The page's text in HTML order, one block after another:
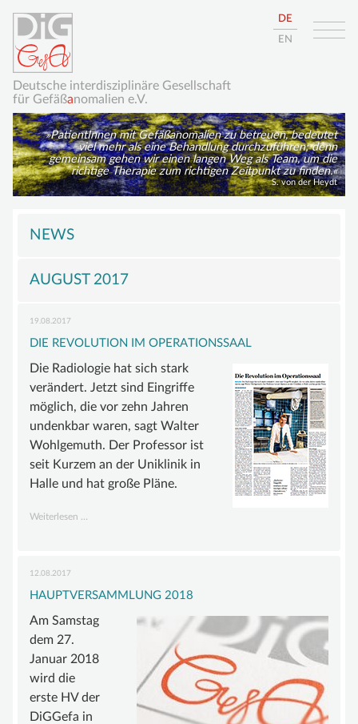
Deutsche interdisziplinäre Gesellschaft
für Gefäßanomalien e.V.
DE
EN
PatientInnen mit Gefäßanomalien zu betreuen, bedeutet
viel mehr als eine Behandlung durchzuführen; denn
gemeinsam gehen wir einen langen Weg als Team, um die
richtige Therapie zum richtigen Zeitpunkt zu finden.
S. von der Heydt
überspringen
DIE DIGGEFA
VORSTAND
BEIRAT
FÖRDERMITGLIEDER
SATZUNG
WISSEN
GEFÄSSANOMALIE
MALFORMATION
GEFÄSSTUMOR | HÄMANGIOM
INFOS & LINKS
COMPENDIUM
COMPGEFA.DE
AUTOREN
NEWS
NEWS
AUGUST 2017
19.08.2017
DIE REVOLUTION IM OPERATIONSSAAL
Die Radiologie hat sich stark
verändert. Jetzt sind Eingriffe
möglich, die vor zehn Jahren
undenkbar waren, sagt Walter
Wohlgemuth. Der Professor ist
seit Kurzem an der Uniklinik in
Halle und hat große Pläne.
Weiterlesen …
12.08.2017
HAUPTVERSAMMLUNG 2018
Am Samstag
dem 27.
Januar 2018
wird die
erste HV der
DiGGefa in